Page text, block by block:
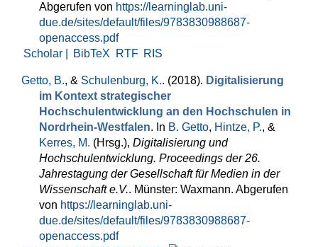
Abgerufen von https://learninglab.uni-
due.de/sites/default/files/9783830988687-
openaccess.pdf
Scholar |
BibTeX RTF RIS
Getto, B., & Schulenburg, K.. (2018). Digitalisierung
im Kontext strategischer
Hochschulentwicklung an den Hochschulen in
Nordrhein-Westfalen. In B. Getto, Hintze, P., &
Kerres, M. (Hrsg.), Digitalisierung und
Hochschulentwicklung. Proceedings der 26.
Jahrestagung der Gesellschaft für Medien in der
Wissenschaft e.V.. Münster: Waxmann. Abgerufen
von https://learninglab.uni-
due.de/sites/default/files/9783830988687-
openaccess.pdf